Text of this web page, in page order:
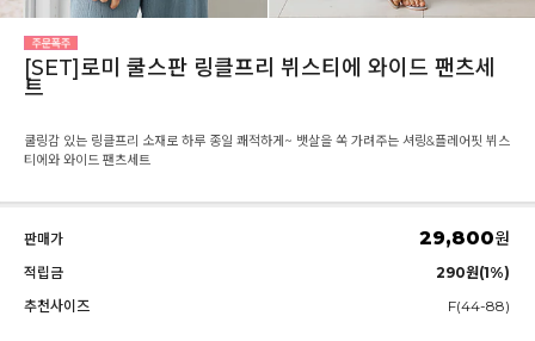
[SET]로미 쿨스판 링클프리 뷔스티에 와이드 팬츠세
트
쿨링감 있는 링클프리 소재로 하루 종일 쾌적하게~ 뱃살을 쏙 가려주는 셔링&플레어핏 뷔스
티에와 와이드 팬츠세트
판매가 29,800원
적립금
290원(1%)
추천사이즈
F(44-88)